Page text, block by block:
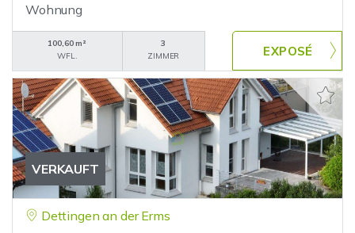
Wohnung
100,60 m²
WFL.
3
ZIMMER
VERKAUFT
Dettingen an der Erms